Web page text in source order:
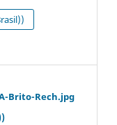
Brito-Rech.jpg